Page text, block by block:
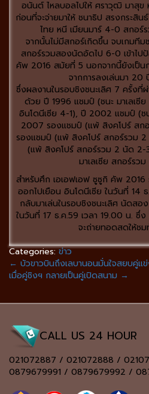
อนันต์ ไหลบอลไปให้ ศราวุฒิ มาสุข
ก่อนที่จะจ่ายมาให้ ชนาธิป สรงกระสิน
ไทย หนี เมียนมาร์ 4-0 สกอ
จากนั้นไม่มีสกอร์เกิดขึ้น จบเกมที
สกอร์รวมสองนัดอัดไป 6-0 เข้าไป
คัพ 2016 สมัยที่ 5 นอกจากนี้ยังเป็นก
จากการลงเล่นมา 20
ซึ่งผลงานในรอบชิงชนะเลิศ 7 ครั้งที่
ด้วย ปี 1996 แชมป์ (ชนะ มาเลเ
อินโดนีเซีย 4-1), ปี 2002 แชมป์ (ช
2007 รองแชมป์ (แพ้ สิงคโปร์ ส
รองแชมป์ (แพ้ สิงคโปร์ สกอร์รวม
(แพ้ สิงคโปร์ สกอร์รวม 2 นัด 2-
มาเลเซีย สกอร์รว
สำหรับศึก เอเอฟเอฟ ซูซูกิ คัพ 2016
ออกไปเยือน อินโดนีเซีย ในวันที่ 14
กลับมาเล่นในรอบชิงชนะเลิศ นัดสอ
ในวันที่ 17 ธ.ค.59 เวลา 19.00 น.
จะถ่ายทอดสดให้ช
Categories:ข่าว
← บัวขาวบินถึงเลบานอนมั่นใจสยบคู่แ
เมื่อคู่ชิงฯ กลายเป็นคู่เปิดสนาม →
CALL US 24 HOUR
021072887 / 021072888 /
0879679991 / 0879679992 /